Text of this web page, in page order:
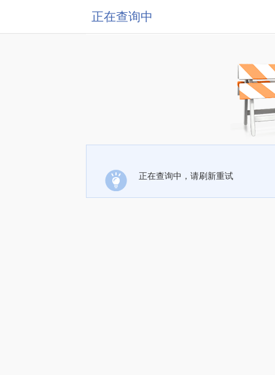
正在查询中
正在查询中，请刷新重试